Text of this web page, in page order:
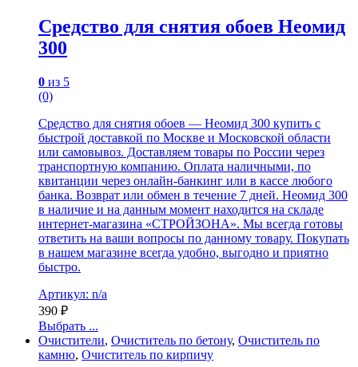
Cредство для снятия обоев Неомид
300
0 из 5
(0)
Cредство для снятия обоев — Неомид 300 купить с
быстрой доставкой по Москве и Московской области
или самовывоз. Доставляем товары по России через
транспортную компанию. Оплата наличными, по
квитанции через онлайн-банкинг или в кассе любого
банка. Возврат или обмен в течение 7 дней. Неомид 300
в наличие и на данным момент находится на складе
интернет-магазина «СТРОЙЗОНА». Мы всегда готовы
ответить на ваши вопросы по данному товару. Покупать
в нашем магазине всегда удобно, выгодно и приятно
быстро.
Артикул: n/a
390 ₽
Выбрать ...
Очистители, Очиститель по бетону, Очиститель по
камню, Очиститель по кирпичу